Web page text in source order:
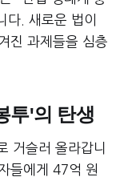
다. 새로운 법이
진 과제들을 심층
투'의 탄생
거슬러 올라갑니
들에게 47억 원